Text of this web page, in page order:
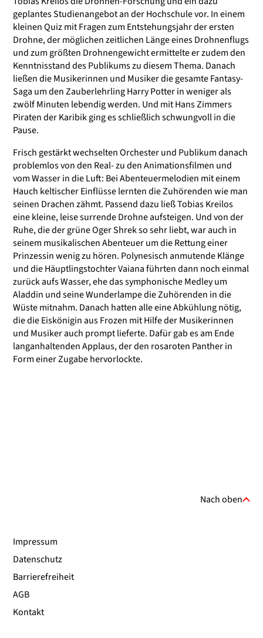
geplantes Studienangebot an der Hochschule vor. In einem
kleinen Quiz mit Fragen zum Entstehungsjahr der ersten
Drohne, der möglichen zeitlichen Länge eines Drohnenflugs
und zum größten Drohnengewicht ermittelte er zudem den
Kenntnisstand des Publikums zu diesem Thema. Danach
ließen die Musikerinnen und Musiker die gesamte Fantasy-
Saga um den Zauberlehrling Harry Potter in weniger als
zwölf Minuten lebendig werden. Und mit Hans Zimmers
Piraten der Karibik ging es schließlich schwungvoll in die
Pause.
Frisch gestärkt wechselten Orchester und Publikum danach
problemlos von den Real- zu den Animationsfilmen und
vom Wasser in die Luft: Bei Abenteuermelodien mit einem
Hauch keltischer Einflüsse lernten die Zuhörenden wie man
seinen Drachen zähmt. Passend dazu ließ Tobias Kreilos
eine kleine, leise surrende Drohne aufsteigen. Und von der
Ruhe, die der grüne Oger Shrek so sehr liebt, war auch in
seinem musikalischen Abenteuer um die Rettung einer
Prinzessin wenig zu hören. Polynesisch anmutende Klänge
und die Häuptlingstochter Vaiana führten dann noch einmal
zurück aufs Wasser, ehe das symphonische Medley um
Aladdin und seine Wunderlampe die Zuhörenden in die
Wüste mitnahm. Danach hatten alle eine Abkühlung nötig,
die die Eiskönigin aus Frozen mit Hilfe der Musikerinnen
und Musiker auch prompt lieferte. Dafür gab es am Ende
langanhaltenden Applaus, der den rosaroten Panther in
Form einer Zugabe hervorlockte.
Nach oben
Impressum
Datenschutz
Barrierefreiheit
AGB
Kontakt